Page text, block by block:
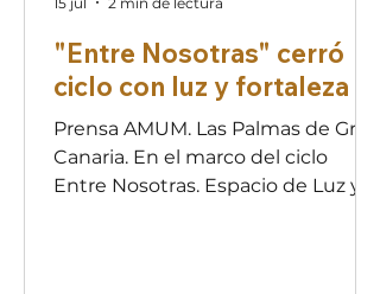
"Entre Nosotras" cerró
ciclo con luz y fortaleza
Prensa AMUM. Las Palmas de Gran
Canaria. En el marco del ciclo
Entre Nosotras. Espacio de Luz y